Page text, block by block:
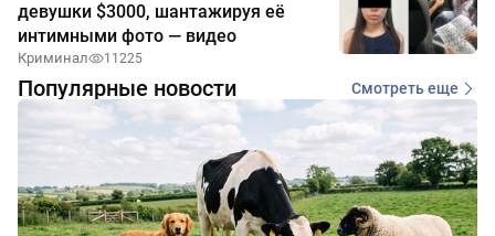
девушки $3000, шантажируя её
интимными фото — видео
Криминал 11225
Популярные новости Смотреть еще